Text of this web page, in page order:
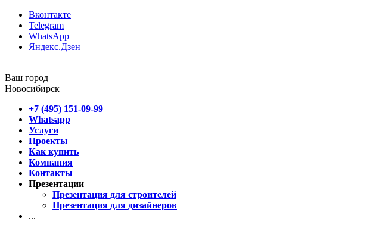
Вконтакте
Telegram
WhatsApp
Яндекс.Дзен
Ваш город
Новосибирск
+7 (495) 151-09-99
Whatsapp
Услуги
Проекты
Как купить
Компания
Контакты
Презентации
Презентация для строителей
Презентация для дизайнеров
...